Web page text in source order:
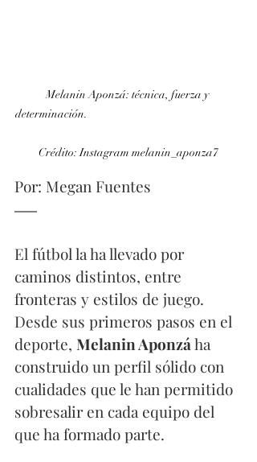
Melanin Aponzá: técnica, fuerza y
determinación.
Crédito: Instagram melanin_aponza7
Por: Megan Fuentes
El fútbol la ha llevado por
caminos distintos, entre
fronteras y estilos de juego.
Desde sus primeros pasos en el
deporte, Melanin Aponzá ha
construido un perfil sólido con
cualidades que le han permitido
sobresalir en cada equipo del
que ha formado parte.